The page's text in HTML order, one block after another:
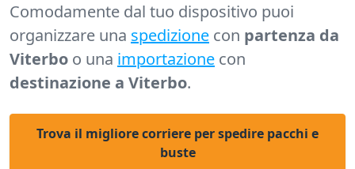
Comodamente dal tuo dispositivo puoi
organizzare una spedizione con partenza da
Viterbo o una importazione con
destinazione a Viterbo.
Trova il migliore corriere per spedire pacchi e
buste